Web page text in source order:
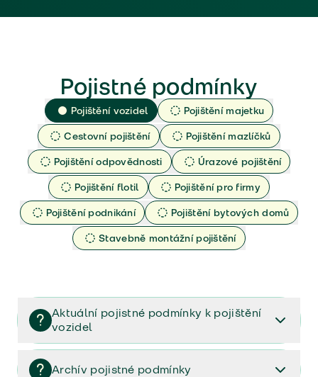
Pojistné podmínky
Pojištění vozidel
Pojištění majetku
Cestovní pojištění
Pojištění mazlíčků
Pojištění odpovědnosti
Úrazové pojištění
Pojištění flotil
Pojištění pro firmy
Pojištění podnikání
Pojištění bytových domů
Stavebně montážní pojištění
Aktuální pojistné podmínky k pojištění
vozidel
Pojištění vozidel/Pojistné podmínky a vše důležité ke
smlouvě (PDF)
Archív pojistné podmínky